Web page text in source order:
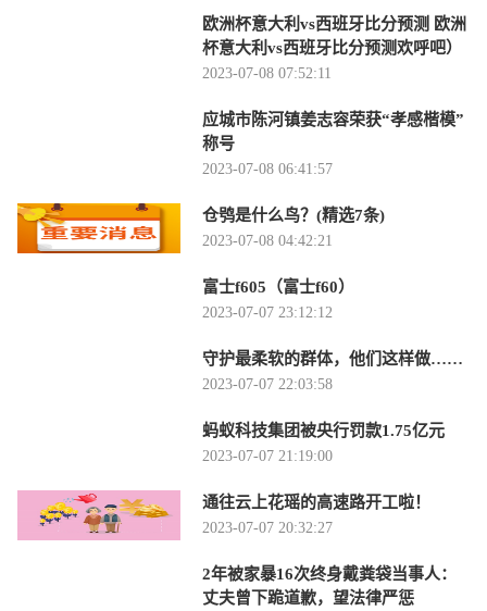
欧洲杯意大利vs西班牙比分预测 欧洲
杯意大利vs西班牙比分预测欢呼吧）
2023-07-08 07:52:11
应城市陈河镇姜志容荣获“孝感楷模”
称号
2023-07-08 06:41:57
仓鸮是什么鸟？(精选7条)
2023-07-08 04:42:21
富士f605（富士f60）
2023-07-07 23:12:12
守护最柔软的群体，他们这样做……
2023-07-07 22:03:58
蚂蚁科技集团被央行罚款1.75亿元
2023-07-07 21:19:00
通往云上花瑶的高速路开工啦！
2023-07-07 20:32:27
2年被家暴16次终身戴粪袋当事人：
丈夫曾下跪道歉，望法律严惩